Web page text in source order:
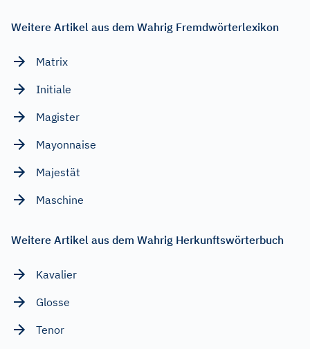
Weitere Artikel aus dem Wahrig Fremdwörterlexikon
Matrix
Initiale
Magister
Mayonnaise
Majestät
Maschine
Weitere Artikel aus dem Wahrig Herkunftswörterbuch
Kavalier
Glosse
Tenor